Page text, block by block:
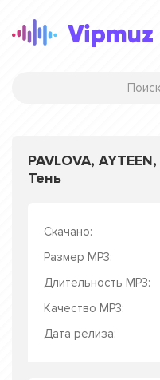
PAVLOVA,
Тень
Скачано:
Размер MP3:
Длительность MP3:
Качество MP3:
Дата релиза: